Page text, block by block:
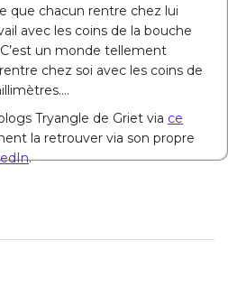
que chacun rentre chez lui
avec les coins de la bouche
un monde tellement
chez soi avec les coins de
Tryangle de Griet via ce
la retrouver via son propre
.